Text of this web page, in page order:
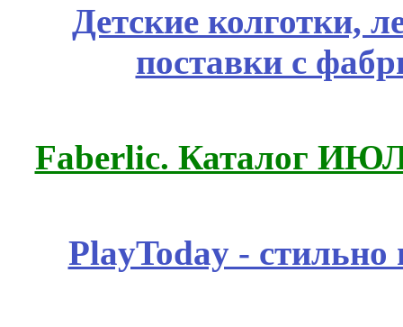
Детские колготки,
поставки с
Faberlic. Каталог
PlayToday -